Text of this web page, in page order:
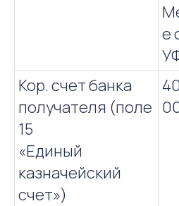
е
Кор. счет банка
получателя (поле
15
«Единый
казначейский
счет»)